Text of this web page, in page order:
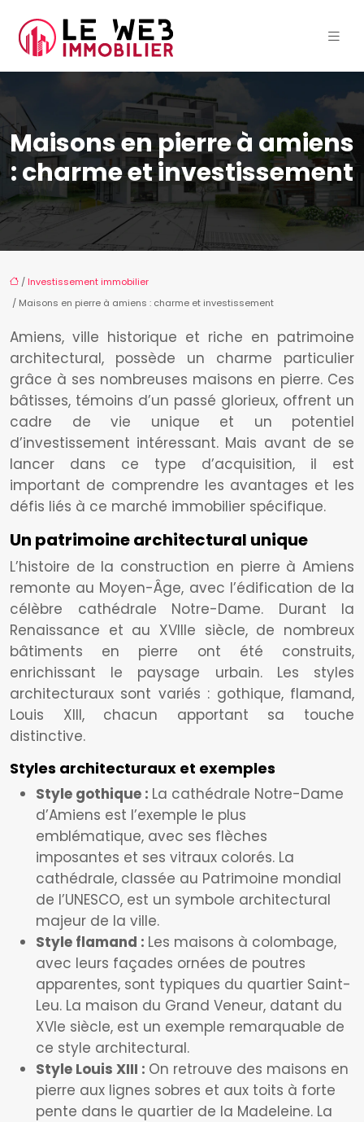
Maisons en pierre à amiens
: charme et investissement
/ Investissement immobilier
/ Maisons en pierre à amiens : charme et investissement
Amiens, ville historique et riche en patrimoine
architectural, possède un charme particulier
grâce à ses nombreuses maisons en pierre. Ces
bâtisses, témoins d’un passé glorieux, offrent un
cadre de vie unique et un potentiel
d’investissement intéressant. Mais avant de se
lancer dans ce type d’acquisition, il est
important de comprendre les avantages et les
défis liés à ce marché immobilier spécifique.
Un patrimoine architectural unique
L’histoire de la construction en pierre à Amiens
remonte au Moyen-Âge, avec l’édification de la
célèbre cathédrale Notre-Dame. Durant la
Renaissance et au XVIIIe siècle, de nombreux
bâtiments en pierre ont été construits,
enrichissant le paysage urbain. Les styles
architecturaux sont variés : gothique, flamand,
Louis XIII, chacun apportant sa touche
distinctive.
Styles architecturaux et exemples
Style gothique : La cathédrale Notre-Dame
d’Amiens est l’exemple le plus
emblématique, avec ses flèches
imposantes et ses vitraux colorés. La
cathédrale, classée au Patrimoine mondial
de l’UNESCO, est un symbole architectural
majeur de la ville.
Style flamand : Les maisons à colombage,
avec leurs façades ornées de poutres
apparentes, sont typiques du quartier Saint-
Leu. La maison du Grand Veneur, datant du
XVIe siècle, est un exemple remarquable de
ce style architectural.
Style Louis XIII : On retrouve des maisons en
pierre aux lignes sobres et aux toits à forte
pente dans le quartier de la Madeleine. La